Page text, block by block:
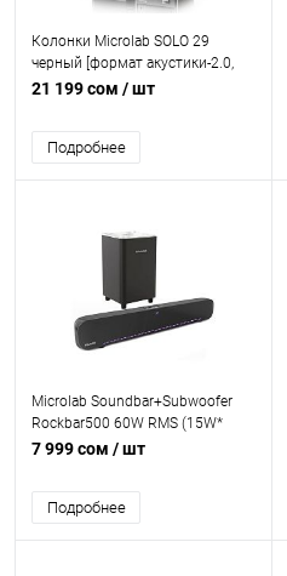
Колонки Microlab SOLO 29
черный [формат акустики-2.0,
160 Вт, беспроводной ПДУ,
21 199 сом / шт
Подробнее
Microlab Soundbar+Subwoofer
Rockbar500 60W RMS (15W*
2+30W) 7-color LED Bluetooth 5.3,
7 999 сом / шт
Подробнее